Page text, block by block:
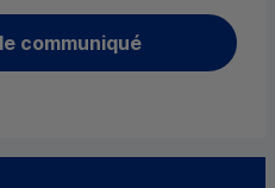
communiqué